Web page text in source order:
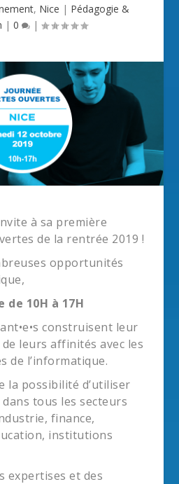
, Nice | Pédagogie &
| 0 |
à sa première
de la rentrée 2019 !
opportunités
de 10H à 17H
construisent leur
leurs affinités avec les
de l’informatique.
la possibilité d’utiliser
tous les secteurs
finance,
institutions
expertises et des